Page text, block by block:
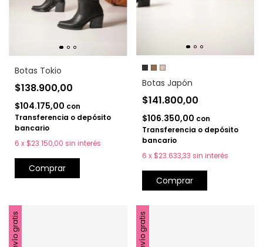
Botas Tokio
$138.900,00
$104.175,00 con
Transferencia o depósito
bancario
6 x $23.150,00 sin interés
Comprar
Botas Japón
$141.800,00
$106.350,00 con
Transferencia o depósito
bancario
6 x $23.633,33 sin interés
Comprar
Envío gratis Envío gratis